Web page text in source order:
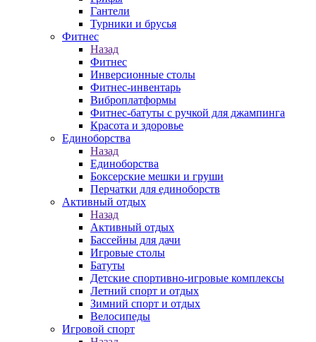
Гантели
Турники и брусья
Фитнес
Назад
Фитнес
Инверсионные столы
Фитнес-инвентарь
Виброплатформы
Фитнес-батуты с ручкой для джампинга
Красота и здоровье
Единоборства
Назад
Единоборства
Боксерские мешки и груши
Перчатки для единоборств
Активный отдых
Назад
Активный отдых
Бассейны для дачи
Игровые столы
Батуты
Детские спортивно-игровые комплексы
Летний спорт и отдых
Зимний спорт и отдых
Велосипеды
Игровой спорт